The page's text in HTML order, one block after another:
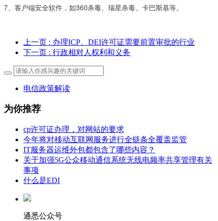
7、客户端安全软件，如360杀毒、瑞星杀毒、卡巴斯基等。
上一页 : 办理ICP、DEI许可证需要前置审批的行业
下一页 : 行政相对人权利和义务
电信政策解读
为你推荐
cp许可证办理，对网站的要求
今年将对移动互联网服务进行全链条全覆盖监管
IT服务器运维外包都包含了哪些内容？
关于加强5G公众移动通信系统无线电频率共享管理有关
事项
什么是EDI
通悉公众号